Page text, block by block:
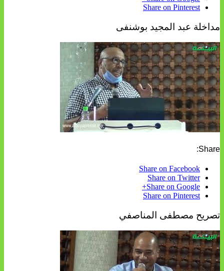
Share on Pinterest
مداخلة عبد المجيد بوشنفى
Share:
Share on Facebook
Share on Twitter
Share on Google+
Share on Pinterest
تصريح مصطفى المناصفي